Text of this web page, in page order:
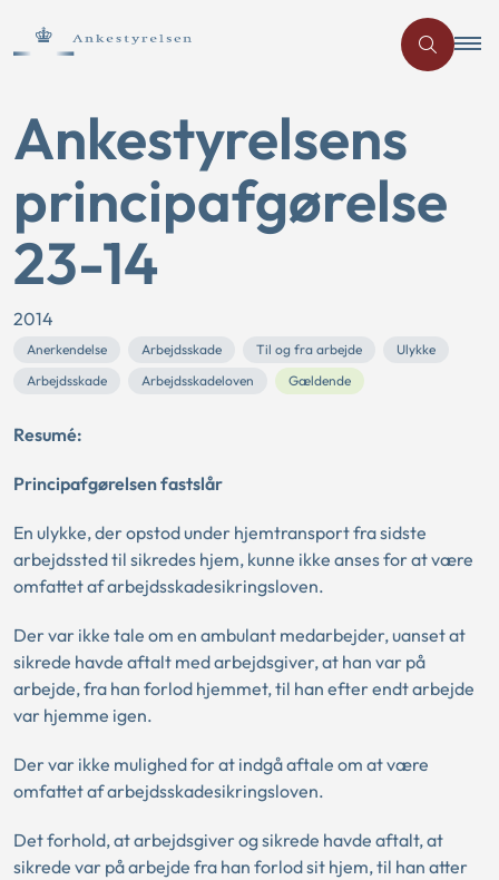
Ankestyrelsens
principafgørelse
23-14
2014
Anerkendelse Arbejdsskade Til og fra arbejde
Ulykke
Arbejdsskade
Arbejdsskadeloven Gældende
Resumé:
Principafgørelsen fastslår
En ulykke, der opstod under hjemtransport fra sidste
arbejdssted til sikredes hjem, kunne ikke anses for at være
omfattet af arbejdsskadesikringsloven.
Der var ikke tale om en ambulant medarbejder, uanset at
sikrede havde aftalt med arbejdsgiver, at han var på
arbejde, fra han forlod hjemmet, til han efter endt arbejde
var hjemme igen.
Der var ikke mulighed for at indgå aftale om at være
omfattet af arbejdsskadesikringsloven.
Det forhold, at arbejdsgiver og sikrede havde aftalt, at
sikrede var på arbejde fra han forlod sit hjem, til han atter